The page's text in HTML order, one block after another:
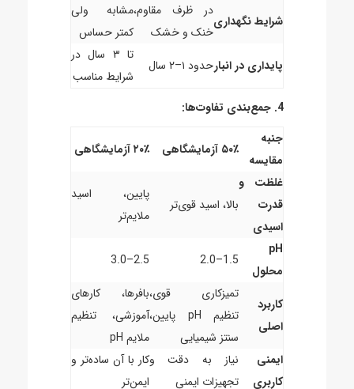
شرایط نگهداری
در ظرف مقاوم،
خنک و خشک
مشابه ولی
کمتر حساس
پایداری در انبارحدود ۱–۲ سال
تا ۳ سال در
شرایط مناسب
4. جمع‌بندی تفاوت‌ها:
جنبه
مقایسه
۵۰٪ آزمایشگاهی
۲۰٪ آزمایشگاهی
غلظت و
قدرت
اسیدی
بالا، اسید قوی‌تر
پایین، اسید
ملایم‌تر
pH
محلول
1.5–2.0
2.5–3.0
کاربرد
اصلی
تمیزکاری قوی،
تنظیم pH پایین،
سنتز شیمیایی
بافرها، کارهای
آموزشی، تنظیم
ملایم pH
ایمنی
کاربری
نیاز به دقت و
تجهیزات ایمنی
کار با آن ساده‌تر و
ایمن‌تر